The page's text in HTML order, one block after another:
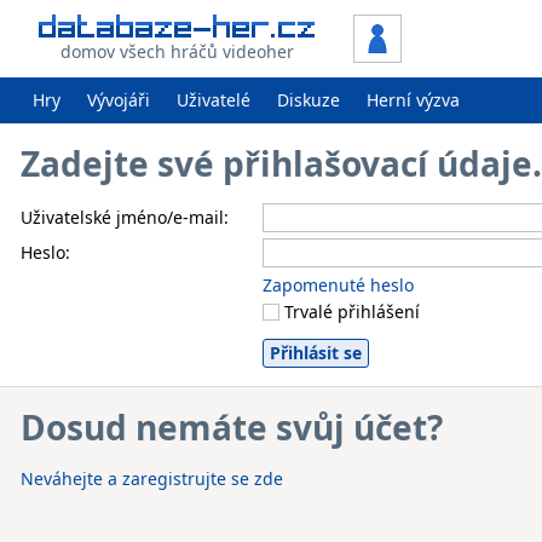
domov všech hráčů videoher
Hry Vývojáři Uživatelé Diskuze Herní výzva
Zadejte své přihlašovací
Uživatelské jméno/e-mail:
Heslo:
Zapomenuté heslo
Trvalé přihlášení
Dosud nemáte svůj účet?
Neváhejte a zaregistrujte se zde